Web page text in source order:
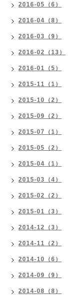
2016-05（6）
2016-04（8）
2016-03（9）
2016-02（13）
2016-01（5）
2015-11（1）
2015-10（2）
2015-09（2）
2015-07（1）
2015-05（2）
2015-04（1）
2015-03（4）
2015-02（2）
2015-01（3）
2014-12（3）
2014-11（2）
2014-10（6）
2014-09（9）
2014-08（8）